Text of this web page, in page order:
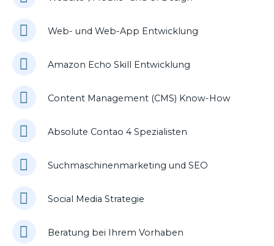
Web- und Web-App Entwicklung
Amazon Echo Skill Entwicklung
Content Management (CMS) Know-How
Absolute Contao 4 Spezialisten
Suchmaschinenmarketing und SEO
Social Media Strategie
Beratung bei Ihrem Vorhaben